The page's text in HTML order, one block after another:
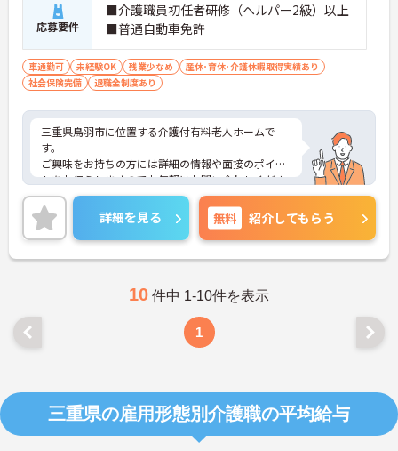
応募要件
■介護職員初任者研修（ヘルパー2級）以上
■普通自動車免許
車通勤可 未経験OK 残業少なめ
産休･育休･介護休暇取得実績あり
社会保険完備
退職金制度あり
三重県鳥羽市に位置する介護付有料老人ホームで
す。
ご興味をお持ちの方には詳細の情報や面接のポイン
トをお伝えしますのでお気軽にお問い合わせくださ
いませ。
詳細を見る 無料 紹介してもらう
10 件中 1-10件を表示
1
三重県の雇用形態別介護職の平均給与